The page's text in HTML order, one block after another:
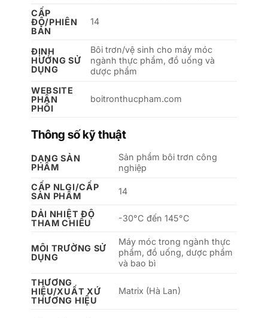
CẤP
ĐỘ/PHIÊN
BẢN
14
ĐỊNH
HƯỚNG SỬ
DỤNG
Bôi trơn/vệ sinh cho máy móc
ngành thực phẩm, đồ uống và
dược phẩm
WEBSITE
PHÂN
PHỐI
boitronthucpham.com
Thông số kỹ thuật
DẠNG SẢN
PHẨM
Sản phẩm bôi trơn công
nghiệp
CẤP NLGI/CẤP
SẢN PHẨM
14
DẢI NHIỆT ĐỘ
THAM CHIẾU
-30°C đến 145°C
MÔI TRƯỜNG SỬ
DỤNG
Máy móc trong ngành thực
phẩm, đồ uống, dược phẩm
và bao bì
THƯƠNG
HIỆU/XUẤT XỨ
THƯƠNG HIỆU
Matrix (Hà Lan)